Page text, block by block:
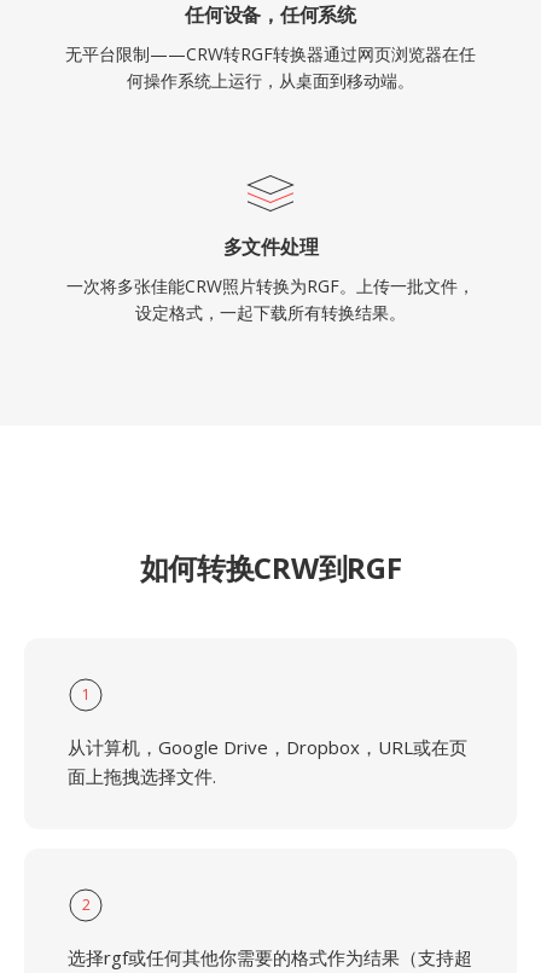
任何设备，任何系统
无平台限制——CRW转RGF转换器通过网页浏览器在任
何操作系统上运行，从桌面到移动端。
多文件处理
一次将多张佳能CRW照片转换为RGF。上传一批文件，
设定格式，一起下载所有转换结果。
如何转换CRW到RGF
1
从计算机，Google Drive，Dropbox，URL或在页
面上拖拽选择文件.
2
选择rgf或任何其他你需要的格式作为结果（支持超